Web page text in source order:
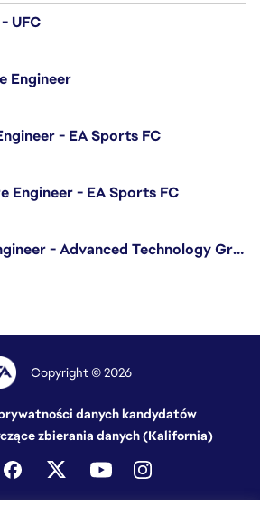
UFC
Engineer
- EA Sports FC
Engineer - EA Sports FC
Senior Software Engineer - Advanced Technology Group
Copyright © 2026
danych kandydatów
zbierania danych (Kalifornia)